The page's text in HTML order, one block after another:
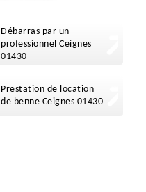
Débarras par un
professionnel Ceignes
01430
Prestation de location
de benne Ceignes 01430